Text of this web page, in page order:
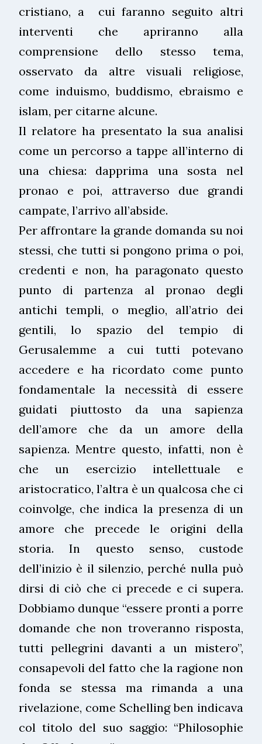
cristiano, a cui faranno seguito altri
interventi che apriranno alla
comprensione dello stesso tema,
osservato da altre visuali religiose,
come induismo, buddismo, ebraismo e
islam, per citarne alcune.
Il relatore ha presentato la sua analisi
come un percorso a tappe all’interno di
una chiesa: dapprima una sosta nel
pronao e poi, attraverso due grandi
campate, l’arrivo all’abside.
Per affrontare la grande domanda su noi
stessi, che tutti si pongono prima o poi,
credenti e non, ha paragonato questo
punto di partenza al pronao degli
antichi templi, o meglio, all’atrio dei
gentili, lo spazio del tempio di
Gerusalemme a cui tutti potevano
accedere e ha ricordato come punto
fondamentale la necessità di essere
guidati piuttosto da una sapienza
dell’amore che da un amore della
sapienza. Mentre questo, infatti, non è
che un esercizio intellettuale e
aristocratico, l’altra è un qualcosa che ci
coinvolge, che indica la presenza di un
amore che precede le origini della
storia. In questo senso, custode
dell’inizio è il silenzio, perché nulla può
dirsi di ciò che ci precede e ci supera.
Dobbiamo dunque “essere pronti a porre
domande che non troveranno risposta,
tutti pellegrini davanti a un mistero”,
consapevoli del fatto che la ragione non
fonda se stessa ma rimanda a una
rivelazione, come Schelling ben indicava
col titolo del suo saggio: “Philosophie